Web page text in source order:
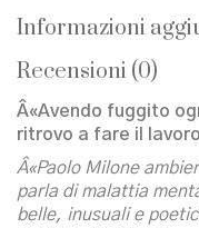
Informazioni
Recensioni (0)
Â«Avendo fuggito
ritrovo a fare il
Â«Paolo Milone
parla di malattia
belle, inusuali e